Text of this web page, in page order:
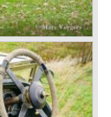
4.5 Litre in
per
Most of
bodywork